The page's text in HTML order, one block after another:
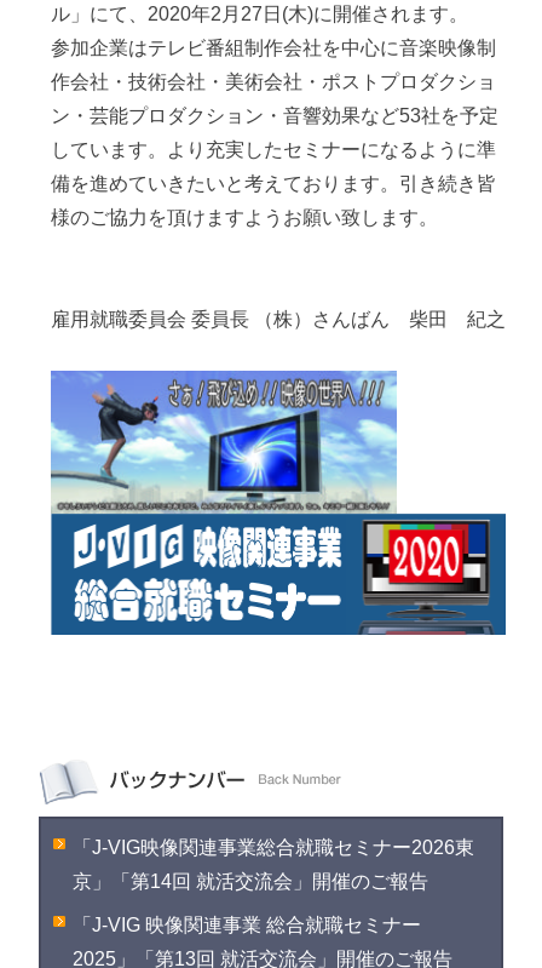
ル」にて、2020年2月27日(木)に開催されます。
参加企業はテレビ番組制作会社を中心に音楽映像制
作会社・技術会社・美術会社・ポストプロダクショ
ン・芸能プロダクション・音響効果など53社を予定
しています。より充実したセミナーになるように準
備を進めていきたいと考えております。引き続き皆
様のご協力を頂けますようお願い致します。
雇用就職委員会 委員長 （株）さんばん 柴田 紀之
「J-VIG映像関連事業総合就職セミナー2026東
京」「第14回 就活交流会」開催のご報告
「J-VIG 映像関連事業 総合就職セミナー
2025」「第13回 就活交流会」開催のご報告